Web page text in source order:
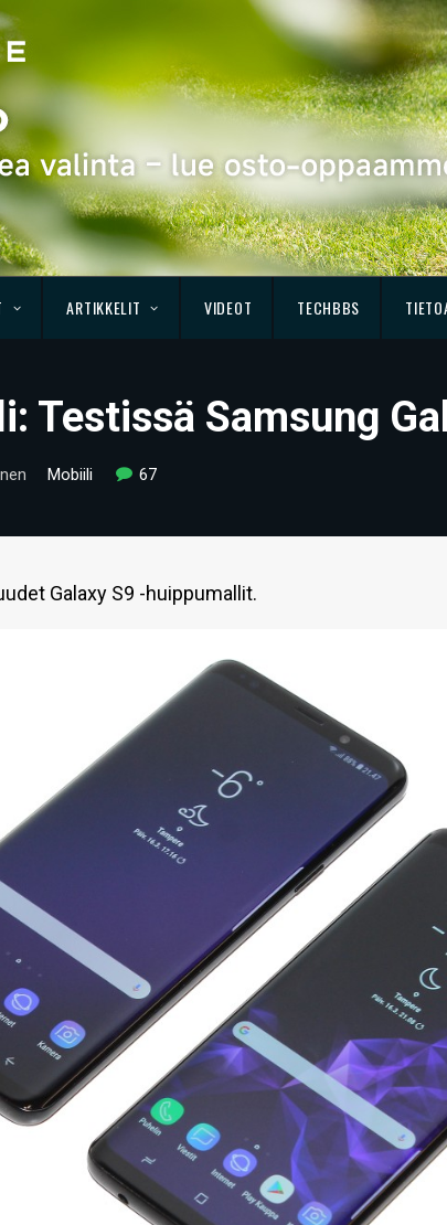
ARTIKKELIT VIDEOT TECHBBS
Testissä Samsung
Mobiili 67
Galaxy S9 -huippumallit.